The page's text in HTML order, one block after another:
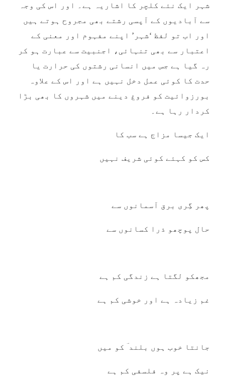
شہر ایک نئے کلچر کا اشاریہ ہے۔ اور اس کی وجہ
سے آبادیوں کے آپسی رشتے بھی مجروح ہوتے ہیں
اور اب تو لفظ ‘شہر’ اپنے مفہوم اور معنی کے
اعتبار سے بھی تنہائی، اجنبیت سے عبارت ہو کر
رہ گیا ہے جس میں انسانی رشتوں کی حرارت یا
حدت کا کوئی عمل دخل نہیں ہے اور اس کے علاوہ
بورزوائیت کو فروغ دینے میں شہروں کا بھی بڑا
کردار رہا ہے۔
ایک جیسا مزاج ہے سب کا
کس کو کہئے کوئی شریف نہیں
پھر گِری برق آسمانوں سے
حال پوچھو ذرا کسانوں سے
مجھکو لگتا ہے زندگی کم ہے
غم زیادہ ہے اور خوشی کم ہے
جانتا خوب ہوں بلند ؔ کو میں
نیک ہے پر وہ فلسفی کم ہے